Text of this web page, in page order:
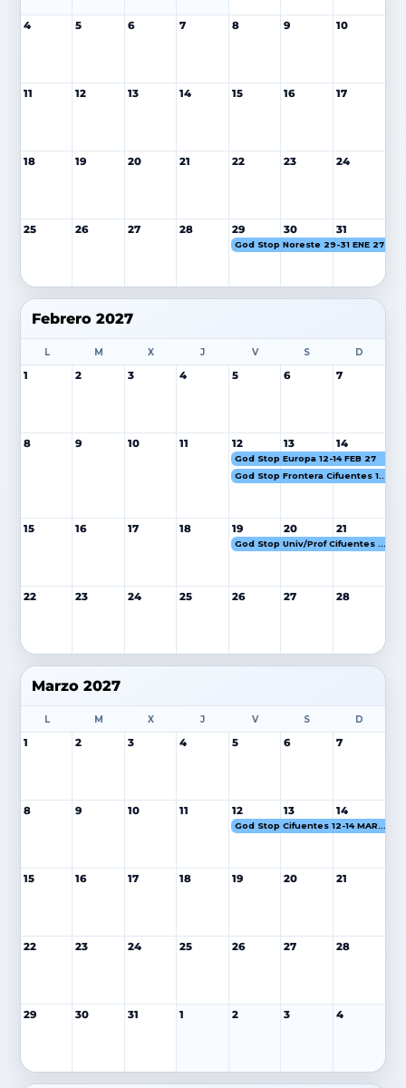
4 5 6 7 8 9 10
11 12 13 14 15 16 17
18 19 20 21 22 23 24
25 26 27 28 29 30 31
God Stop Noreste 29-31 ENE 27
Febrero 2027
L M X J V S D
1 2 3 4 5 6 7
8 9 10 11 12 13 14
God Stop Europa 12-14 FEB 27
God Stop Frontera Cifuentes 12-14 FEB 27
15 16 17 18 19 20 21
22 23 24 25 26 27 28
Marzo 2027
L M X J V S D
1 2 3 4 5 6 7
8 9 10 11 12 13 14
15 16 17 18 19 20 21
22 23 24 25 26 27 28
29 30 31 1 2 3 4